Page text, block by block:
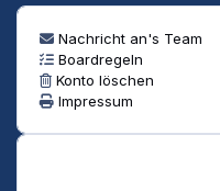
Nachricht an's Team
Boardregeln
Konto löschen
Impressum